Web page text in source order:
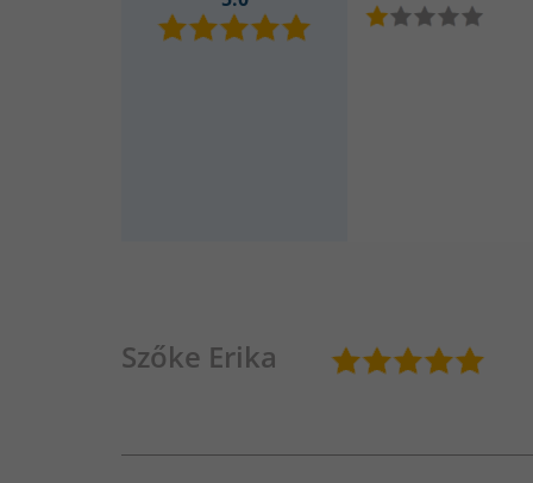
Szőke Erika